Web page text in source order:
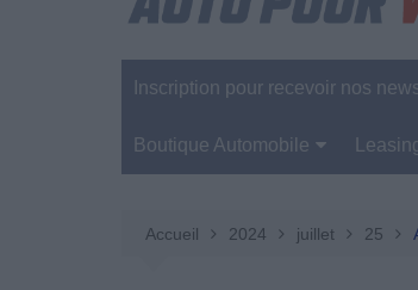
Inscription pour recevoir nos
Boutique Automobile
Entretien Automobile
Accueil 2024 juillet 25